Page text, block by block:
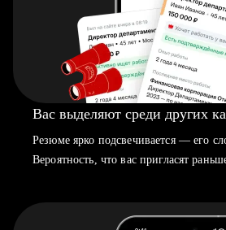
Вас выделяют среди других
Резюме ярко подсвечивается — его
Вероятность, что вас пригласят